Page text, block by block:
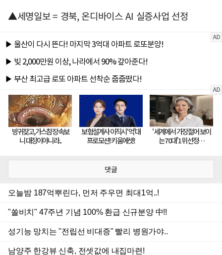
▲세명일보 = 경북, 온디바이스 AI 실증사업 선정
댓글